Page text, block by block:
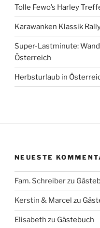
Tolle Fewo’s Harley
Karawanken Klassik
Super-Lastminute:
Österreich
Herbsturlaub in
NEUESTE
Fam. Schreiberzu
Kerstin & Marcel zu
Elisabeth zu Gästebuch